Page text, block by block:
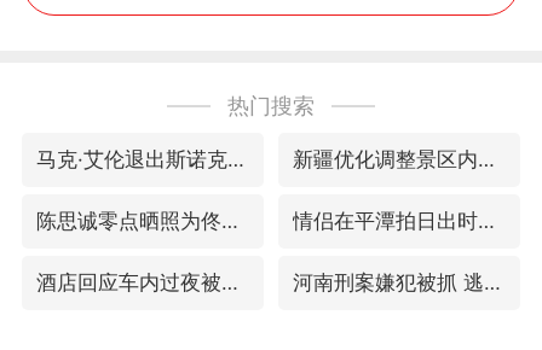
热门搜索
马克·艾伦退出斯诺克中国公开赛 新疆优化调整景区内自驾服务费
陈思诚零点晒照为佟丽娅庆生 情侣在平潭拍日出时坠崖致一死一伤
酒店回应车内过夜被收150元 河南刑案嫌犯被抓 逃窜时伤害多人